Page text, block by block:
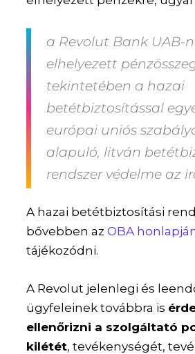
a Revolut Bank UAB-
elhelyezett
tekintetében a hazai
betétbiztosítással
európai uniós
alapuló, litván
rendszer védelme az
A hazai betétbiztosítási
bővebben azOBA
tájékozódni.
A Revolut jelenlegi és
ügyfeleinek továbbra is
ellenőrizni a szolgáltató
kilétét, tevékenységét,